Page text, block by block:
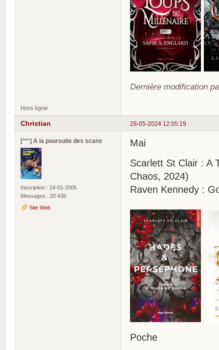
Dernière modification
Hors ligne
28-05-2024 12:05:19
Christian
[°*°] A la poursuite des scans
Inscription : 19-01-2005
Messages : 20 438
Site Web
Mai
Scarlett St Clair : A
Chaos, 2024)
Raven Kennedy :
Poche